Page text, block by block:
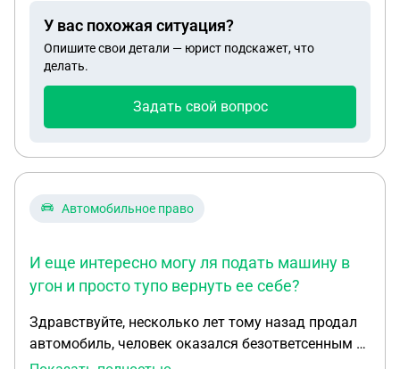
У вас похожая ситуация?
Опишите свои детали — юрист подскажет, что
делать.
Задать свой вопрос
Автомобильное право
И еще интересно могу ля подать машину в
угон и просто тупо вернуть ее себе?
Здравствуйте, несколько лет тому назад продал
автомобиль, человек оказался безответсенным и
не поставмл автомобиль своевременно на учёт, я